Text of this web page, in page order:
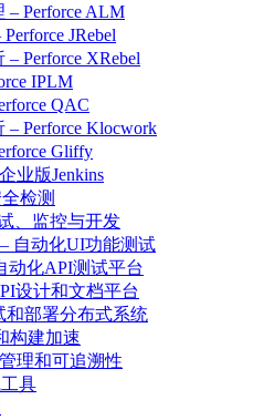
– Perforce ALM
JRebel
– Perforce XRebel
IPLM
QAC
– Perforce Klocwork
Gliffy
业版Jenkins
检测
、监控与开发
– 自动化UI功能测试
动化API测试平台
设计和文档平台
和部署分布式系统
构建加速
理和可追溯性
具